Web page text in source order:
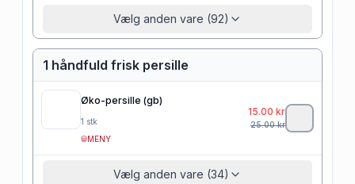
Vælg anden vare (92)
1 håndfuld frisk persille
Øko-persille (gb)
1 stk
MENY
15.00 kr
25.00kr
Vælg anden vare (34)